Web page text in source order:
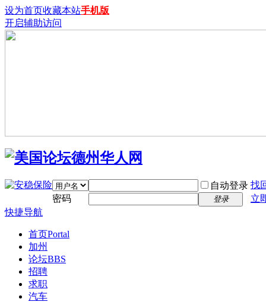
设为首页收藏本站手机版
开启辅助访问
自动登录 找
密码
登录
立
快捷导航
首页Portal
加州
论坛BBS
招聘
求职
汽车